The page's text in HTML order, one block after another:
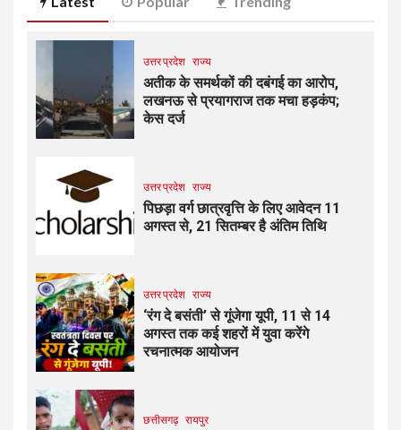
उत्तर प्रदेश राज्य
अतीक के समर्थकों की दबंगई का आरोप,
लखनऊ से प्रयागराज तक मचा हड़कंप;
केस दर्ज
उत्तर प्रदेश राज्य
पिछड़ा वर्ग छात्रवृत्ति के लिए आवेदन 11
अगस्त से, 21 सितम्बर है अंतिम तिथि
उत्तर प्रदेश राज्य
‘रंग दे बसंती’ से गूंजेगा यूपी, 11 से 14
अगस्त तक कई शहरों में युवा करेंगे
रचनात्मक आयोजन
छत्तीसगढ़ रायपुर